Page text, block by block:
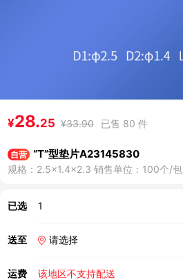
¥28.25 ¥33.90 已售 80 件
自营 “T”型垫片A23145830
规格：2.5×1.4×2.3 销售单位：100个/包
已选 1
送至 请选择
运费 该地区不支持配送